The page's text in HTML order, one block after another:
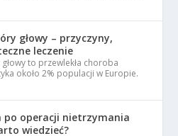
głowy – przyczyny,
leczenie
to przewlekła choroba
około 2% populacji w Europie.
po operacji nietrzymania
wiedzieć?